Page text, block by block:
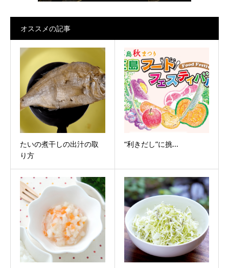
オススメの記事
たいの煮干しの出汁の取
り方
“利きだし”に挑...